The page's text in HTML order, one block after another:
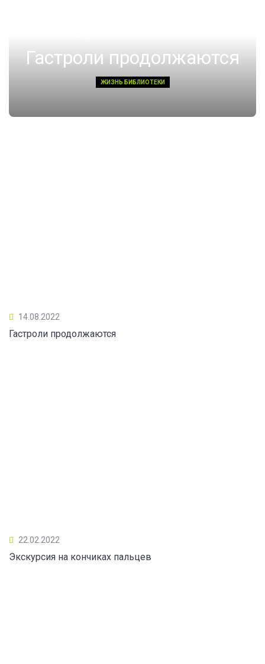
Гастроли продолжаются
ЖИЗНЬ БИБЛИОТЕКИ
14.08.2022
Гастроли продолжаются
22.02.2022
Экскурсия на кончиках пальцев